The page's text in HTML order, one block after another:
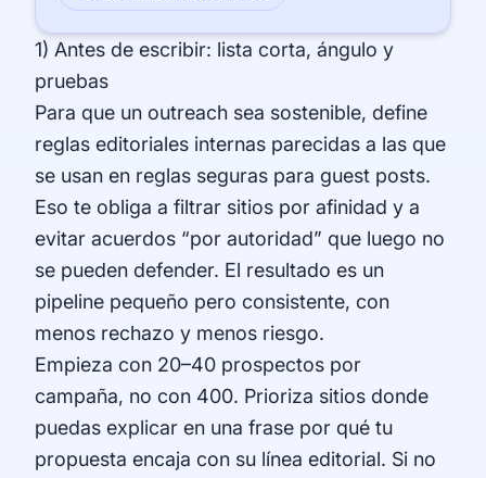
1) Antes de escribir: lista corta, ángulo y
pruebas
Para que un outreach sea sostenible, define
reglas editoriales internas parecidas a las que
se usan en reglas seguras para guest posts.
Eso te obliga a filtrar sitios por afinidad y a
evitar acuerdos “por autoridad” que luego no
se pueden defender. El resultado es un
pipeline pequeño pero consistente, con
menos rechazo y menos riesgo.
Empieza con 20–40 prospectos por
campaña, no con 400. Prioriza sitios donde
puedas explicar en una frase por qué tu
propuesta encaja con su línea editorial. Si no